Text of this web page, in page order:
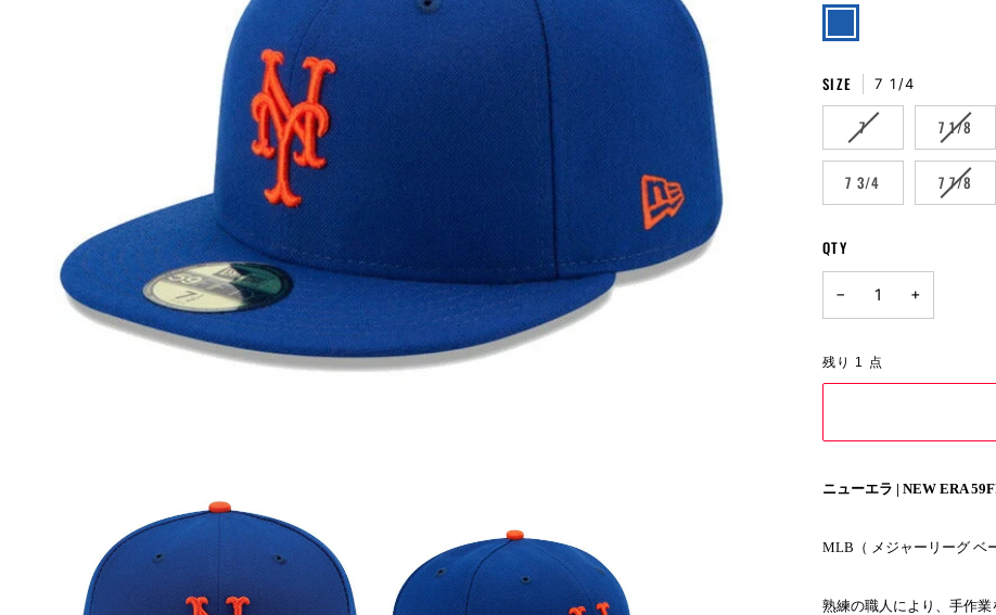
BLUE
SIZE 7 1/4
7VARIANT
SOLD
OUT
OR
UNAVAILABLE
7 1/8
SOLD
OUT
OR
7 3/4 7 7/8
SOLD
QTY
− +
残り 1 点
ニューエラ | NEW ERA
MLB（ メジャーリーグ ベ
熟練の職人により、手作